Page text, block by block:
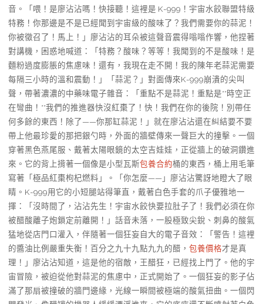
音。「喂！是廖沾沾嗎！快接聽！這裡是 K-999！宇宙水餃聯盟特級
特務！你那邊是不是已經聞到宇宙級的酸味了？我們需要你的蒜泥！
你被徵召了！馬上！」廖沾沾的耳朵被這聲音震得嗡嗡作響，他捏著
對講機，困惑地喊道：「特務？酸味？等等！我聞到的不是酸味！是
麵粉過度膨脹的焦慮味！還有，我現在走不開！我的陳年老蒜泥需要
每隔三小時的溫和震動！」「蒜泥？」對面傳來K-999崩潰的尖叫
聲，帶著濃濃的中藥味電子雜音：「重點不是蒜泥！重點是**時空正
在彎曲！**我們的推進器快沒紅棗了！快！我們在你的後院！別帶任
何多餘的東西！除了——你那缸蒜泥！」就在廖沾沾還在糾結要不要
帶上他最珍愛的那把銀勺時，外面的牆壁傳來一聲巨大的撞擊。一個
穿著黑色燕尾服、戴著太陽眼鏡的太空吉娃娃，正從牆上的破洞鑽進
來。它的背上揹著一個像是小型瓦斯包養合約桶的東西，桶上用毛筆
寫著「極品紅棗枸杞燃料」。「你怎麼——」廖沾沾驚訝地瞪大了眼
睛。K-999用它的小短腿站得筆直，戴著白色手套的爪子優雅地一
揮：「沒時間了，沾沾先生！宇宙水餃快要拉肚子了！我們必須在你
被醋酸離子炮鎖定前離開！」話音未落，一股極致尖銳、刺鼻的酸氣
猛地從店門口灌入，伴隨著一個狂妄自大的電子音效：「警告！這裡
的醬油比例嚴重失衡！百分之九十九點九九的醋， 包養價格才是真
理！」廖沾沾知道，這是他的宿敵，王醋狂，已經找上門了。他的宇
宙冒險，被迫從他對蒜泥的焦慮中，正式開始了。一個狂妄的影子佔
滿了那扇被撞破的牆門邊緣，光線一瞬間被極端的酸氣扭曲。一個閃